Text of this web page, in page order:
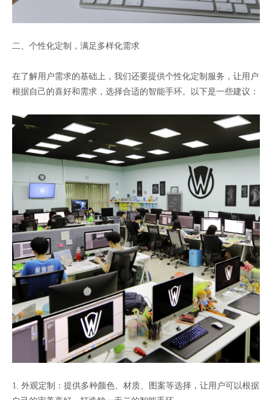
二、个性化定制，满足多样化需求
在了解用户需求的基础上，我们还要提供个性化定制服务，让用户
根据自己的喜好和需求，选择合适的智能手环。以下是一些建议：
1. 外观定制：提供多种颜色、材质、图案等选择，让用户可以根据